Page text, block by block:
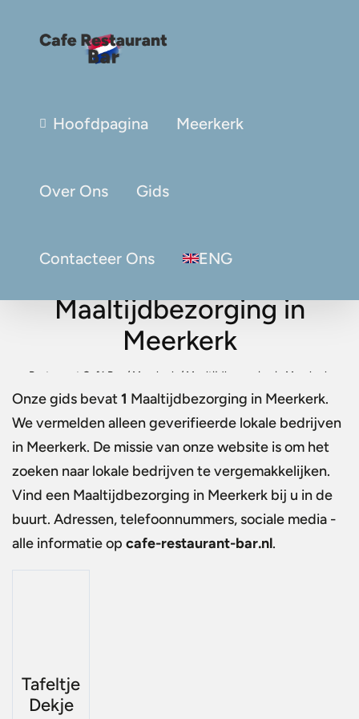
Hoofdpagina Meerkerk
Over Ons Gids
Contacteer Ons ENG
Maaltijdbezorging in
Meerkerk
Restaurant Café Bar / Meerkerk / Maaltijdbezorging in Meerkerk
Onze gids bevat1 Maaltijdbezorging in Meerkerk.
We vermelden alleen geverifieerde lokale bedrijven
in Meerkerk. De missie van onze website is om het
zoeken naar lokale bedrijven te vergemakkelijken.
Vind een Maaltijdbezorging in Meerkerk bij u in de
buurt. Adressen, telefoonnummers, sociale media -
alle informatie op cafe-restaurant-bar.nl.
Tafeltje
Dekje